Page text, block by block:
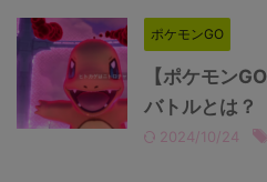
ポケモンGO
【ポケモン
バトルとは？
2024/10/24